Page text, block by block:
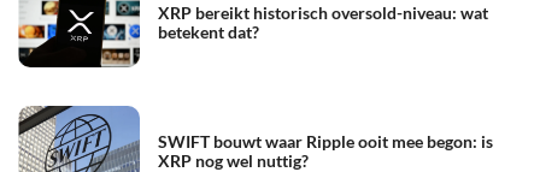
XRP bereikt historisch oversold-niveau: wat
betekent dat?
SWIFT bouwt waar Ripple ooit mee begon: is
XRP nog wel nuttig?